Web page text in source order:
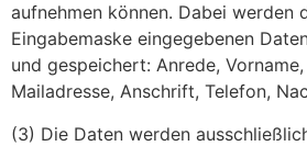
aufnehmen können. Dabei werden
Eingabemaske eingegebenen
und gespeichert: Anrede,
Mailadresse, Anschrift, Telefon,
(3) Die Daten werden